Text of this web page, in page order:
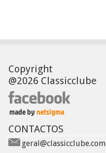
Copyright
@2026 Classicclube
CONTACTOS
geral@classicclube.com